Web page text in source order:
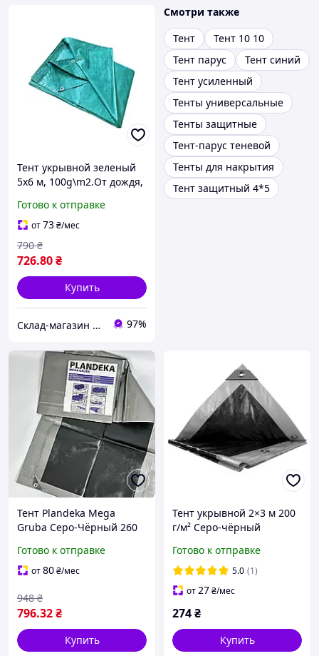
Тент укрывной зеленый
5х6 м, 100g\m2.От дождя,
Готово к отправке
от73₴/мес
726.80₴
790 ₴
Купить
Склад-магазин "Свояк Group". 97%
Смотри также
Тент
Тент 10 10
Тент парус
Тент синий
Тент усиленный
Тенты универсальные
Тенты защитные
Тент-парус теневой
Тенты для накрытия
Тент защитный 4*5
Тент Plandeka Mega
Gruba Серо-Чёрный 260
защитный тент Тент
укрывной
Готово к отправке
от80₴/мес
796.32₴
948 ₴
Купить
Тент укрывной 2×3 м 200
г/м² Серо-чёрный
TM "MS Tool"
Готово к отправке
5.0 (1)
от27₴/мес
274₴
Купить